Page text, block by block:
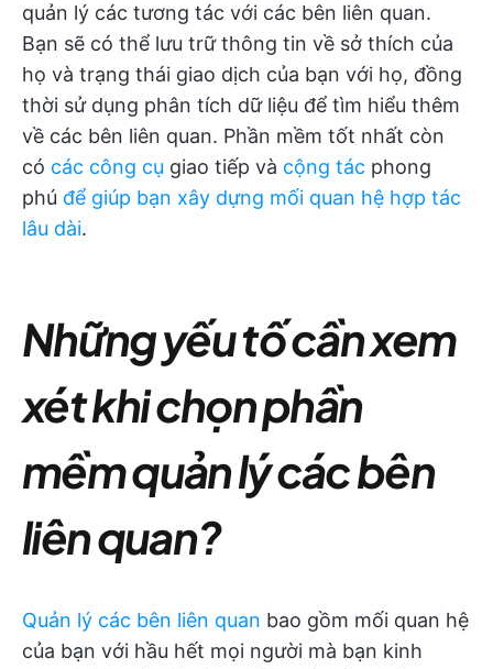
quản lý các tương tác với các bên liên quan.
Bạn sẽ có thể lưu trữ thông tin về sở thích của
họ và trạng thái giao dịch của bạn với họ, đồng
thời sử dụng phân tích dữ liệu để tìm hiểu thêm
về các bên liên quan. Phần mềm tốt nhất còn
có các công cụ giao tiếp và cộng tác phong
phú để giúp bạn xây dựng mối quan hệ hợp tác
lâu dài.
Những yếu tố cần xem
xét khi chọn phần
mềm quản lý các bên
liên quan?
Quản lý các bên liên quan bao gồm mối quan hệ
của bạn với hầu hết mọi người mà bạn kinh